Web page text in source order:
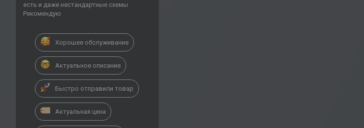
есть и даже нестандартные схемы
Рекомендую
Хорошее обслуживание
Актуальное описание
Быстро отправили товар
Актуальная цена